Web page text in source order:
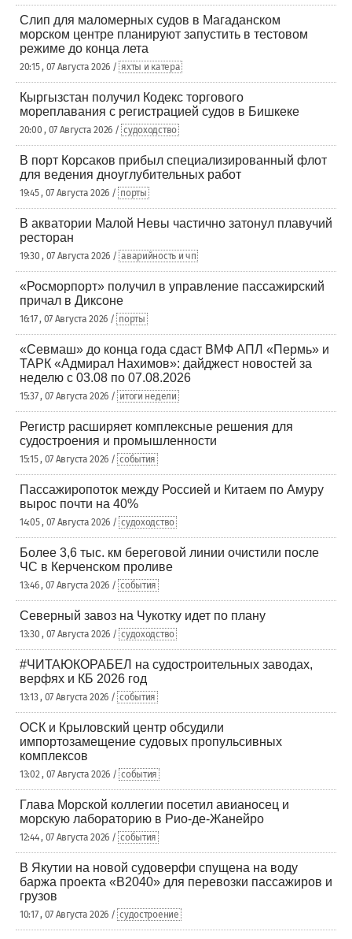
Слип для маломерных судов в Магаданском
морском центре планируют запустить в тестовом
режиме до конца лета
20:15 , 07 Августа 2026 / яхты и катера
Кыргызстан получил Кодекс торгового
мореплавания с регистрацией судов в Бишкеке
20:00 , 07 Августа 2026 / судоходство
В порт Корсаков прибыл специализированный флот
для ведения дноуглубительных работ
19:45 , 07 Августа 2026 / порты
В акватории Малой Невы частично затонул плавучий
ресторан
19:30 , 07 Августа 2026 / аварийность и чп
«Росморпорт» получил в управление пассажирский
причал в Диксоне
16:17 , 07 Августа 2026 / порты
«Севмаш» до конца года сдаст ВМФ АПЛ «Пермь» и
ТАРК «Адмирал Нахимов»: дайджест новостей за
неделю с 03.08 по 07.08.2026
15:37 , 07 Августа 2026 / итоги недели
Регистр расширяет комплексные решения для
судостроения и промышленности
15:15 , 07 Августа 2026 / события
Пассажиропоток между Россией и Китаем по Амуру
вырос почти на 40%
14:05 , 07 Августа 2026 / судоходство
Более 3,6 тыс. км береговой линии очистили после
ЧС в Керченском проливе
13:46 , 07 Августа 2026 / события
Северный завоз на Чукотку идет по плану
13:30 , 07 Августа 2026 / судоходство
#ЧИТАЮКОРАБЕЛ на судостроительных заводах,
верфях и КБ 2026 год
13:13 , 07 Августа 2026 / события
ОСК и Крыловский центр обсудили
импортозамещение судовых пропульсивных
комплексов
13:02 , 07 Августа 2026 / события
Глава Морской коллегии посетил авианосец и
морскую лабораторию в Рио-де-Жанейро
12:44 , 07 Августа 2026 / события
В Якутии на новой судоверфи спущена на воду
баржа проекта «В2040» для перевозки пассажиров и
грузов
10:17 , 07 Августа 2026 / судостроение